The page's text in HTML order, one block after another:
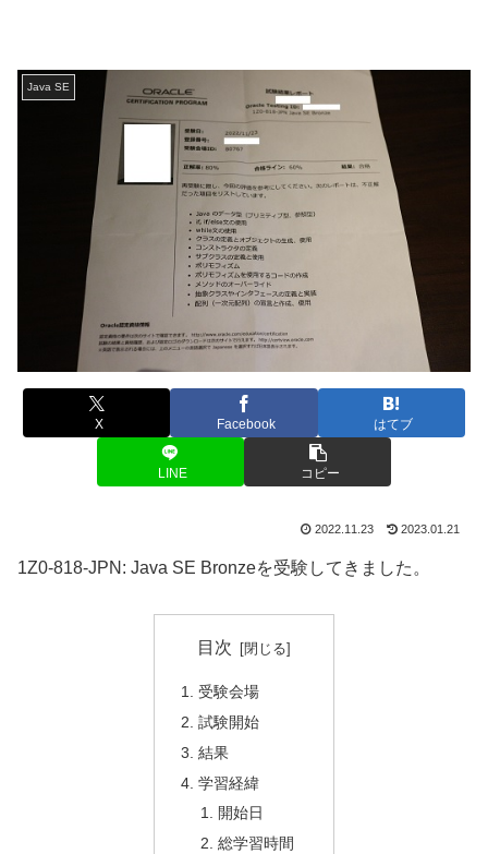
Java SE
X Facebook はてブ
LINE コピー
2022.11.23 2023.01.21
1Z0-818-JPN: Java SE Bronzeを受験してきました。
目次
受験会場
試験開始
結果
学習経緯
開始日
総学習時間